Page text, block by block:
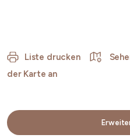
Liste drucken
der Karte an